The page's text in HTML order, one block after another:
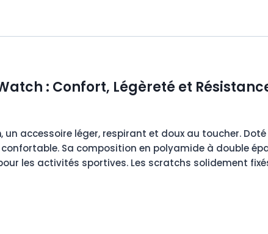
: Confort, Légèreté et
, un accessoire léger, respirant et doux au toucher.
Sa composition en polyamide à double
les activités sportives. Les scratchs solidement